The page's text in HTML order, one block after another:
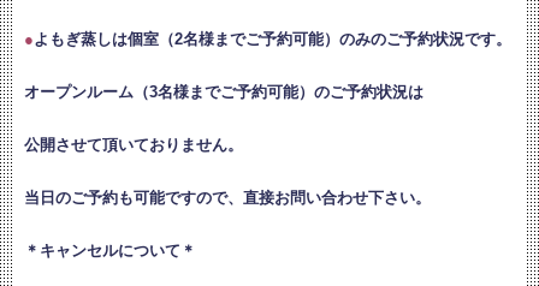
●よもぎ蒸しは個室（2名様までご予約可能）のみのご予約状況です。
オープンルーム（3名様までご予約可能）のご予約状況は
公開させて頂いておりません。
当日のご予約も可能ですので、直接お問い合わせ下さい。
＊キャンセルについて＊